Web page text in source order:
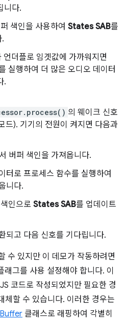
니다.
색인을 사용하여 States SAB를
언더플로 임곗값에 가까워지면
실행하여 더 많은 오디오 데이터
.
의 웨이크 신호
드). 기기의 전원이 켜지면 다음과
버퍼 색인을 가져옵니다.
터로 프로세스 함수를 실행하여
니다.
인으로 States SAB를 업데이트
되고 다음 신호를 기다립니다.
수 있지만 이 데모가 작동하려면
그를 사용 설정해야 합니다. 이
코드로 작성되었지만 필요한 경
할 수 있습니다. 이러한 경우는
클래스로 래핑하여 각별히